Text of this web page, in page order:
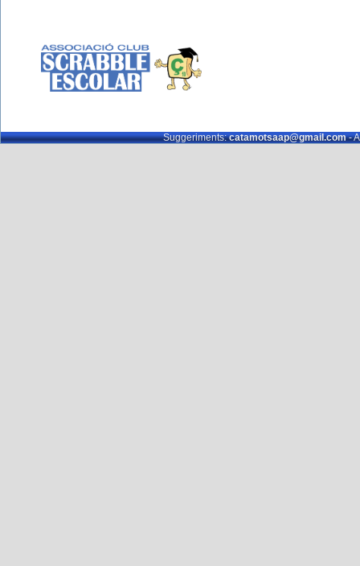
Suggeriments:catamotsaap@gmail.com-